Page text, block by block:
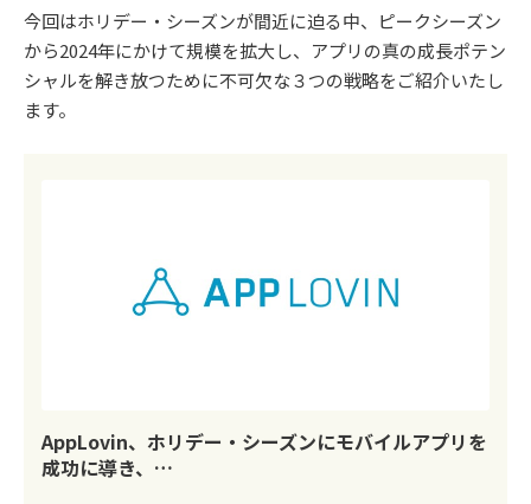
今回はホリデー・シーズンが間近に迫る中、ピークシーズン
から2024年にかけて規模を拡大し、アプリの真の成長ポテン
シャルを解き放つために不可欠な３つの戦略をご紹介いたし
ます。
AppLovin、ホリデー・シーズンにモバイルアプリを
成功に導き、…